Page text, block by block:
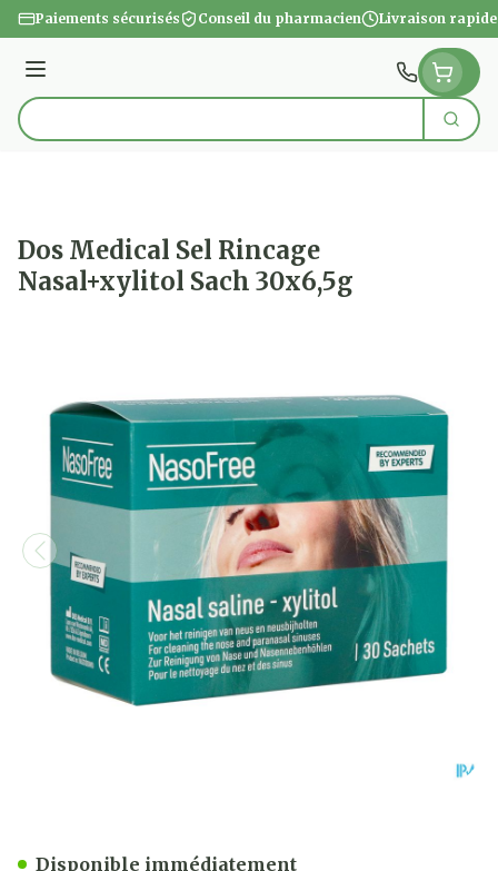
Aller au contenu
Paiements sécurisés Conseil du pharmacien Livraison rapide
Menu
Rechercher
Dos Medical Sel Rincage
Nasal+xylitol Sach 30x6,5g
Disponible immédiatement